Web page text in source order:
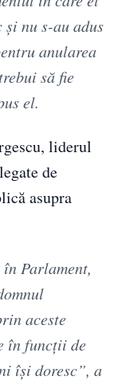
nu s-au adus
anularea
să fie
el.
liderul
de
asupra
Parlament,
aceste
în funcții de
își doresc”, a